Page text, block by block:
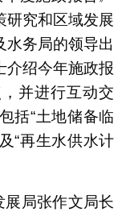
研究和区域发展
水务局的领导出
介绍今年施政报
并进行互动交
括“土地储备临
“再生水供水计
局张作文局长